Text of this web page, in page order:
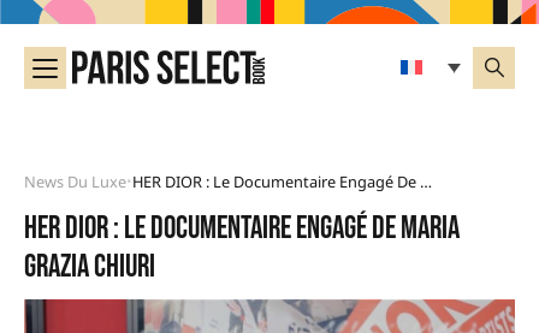
News Du Luxe• HER DIOR : Le Documentaire Engagé De Maria Grazia Chiuri
HER DIOR : le documentaire engagé de Maria
Grazia Chiuri